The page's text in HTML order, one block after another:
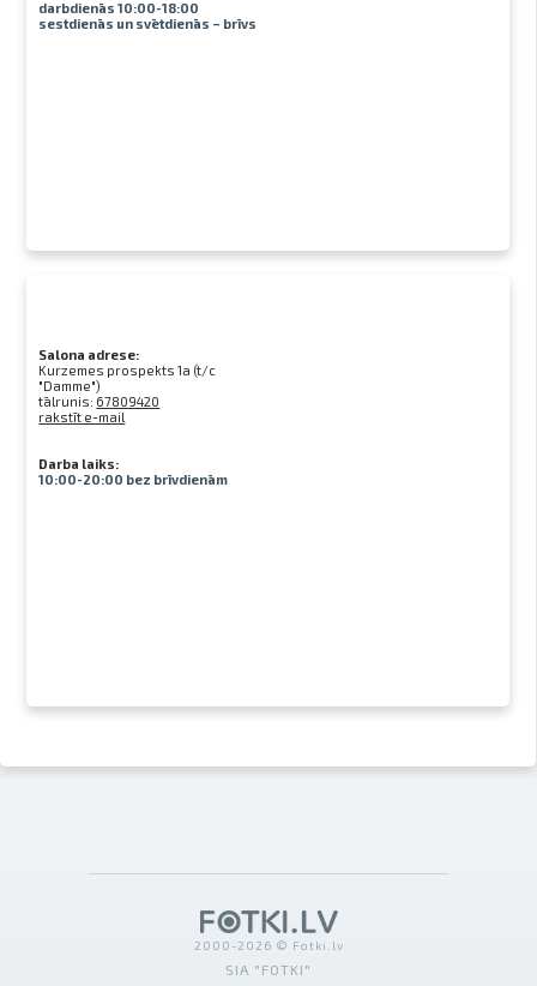
darbdienās 10:00-18:00
sestdienās un svētdienās – brīvs
Salona adrese:
Kurzemes prospekts 1a (t/c
"Damme")
tālrunis: 67809420
rakstīt e-mail
Darba laiks:
10:00-20:00 bez brīvdienām
2000-2026 © Fotki.lv
SIA "FOTKI"